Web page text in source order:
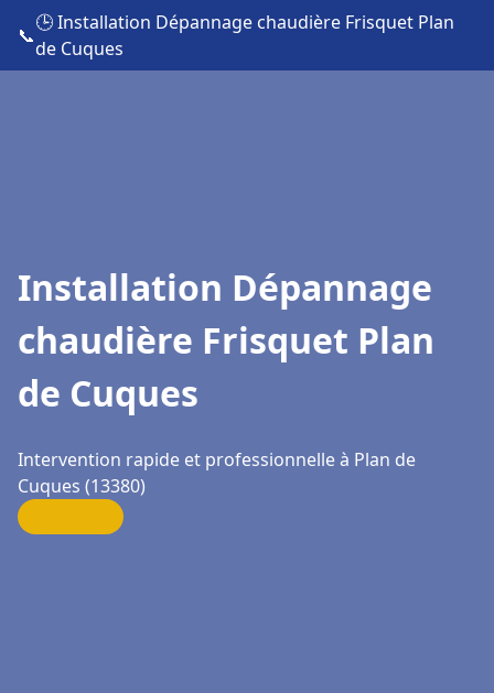
📞
🕒 Installation Dépannage chaudière Frisquet Plan
de Cuques
Installation Dépannage
chaudière Frisquet Plan
de Cuques
Intervention rapide et professionnelle à Plan de
Cuques (13380)